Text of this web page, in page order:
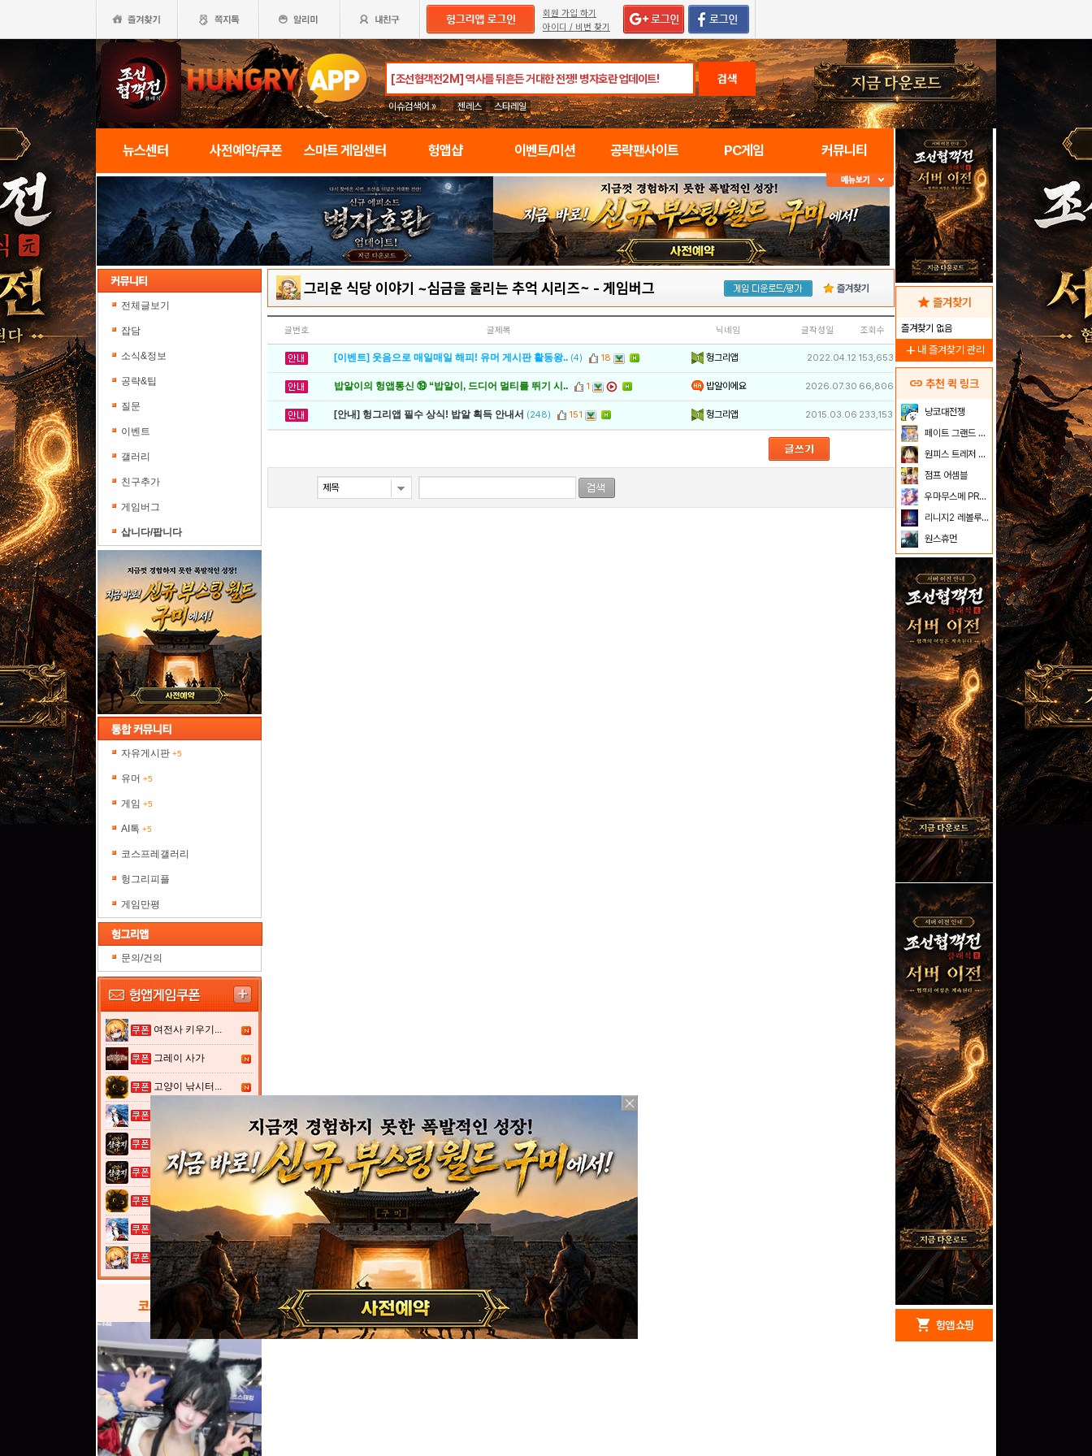
회원 가입 하기
아이디 / 비번 찾기
검색
이슈검색어 » 젠레스 스타레일
뉴스센터 사전예약/쿠폰 스마트 게임센터 헝앱샵 이벤트/미션 공략팬사이트 PC게임 커뮤니티
전체글보기
잡담
소식&정보
공략&팁
질문
이벤트
갤러리
친구추가
게임버그
삽니다/팝니다
자유게시판 +5
유머 +5
게임 +5
AI톡 +5
코스프레갤러리
헝그리피플
게임만평
문의/건의
여전사 키우기...
그레이 사가
고양이 낚시터...
이것이 삼국지...
여전사 키우기...
코스프레 갤러리
그리운 식당 이야기 ~심금을 울리는 추억 시리즈~ - 게임버그 즐겨찾기
글번호 글제목 닉네임 글작성일 조회수
[이벤트] 웃음으로 매일매일 해피! 유머 게시판 활동왕.. (4) 18 헝그리앱 2022.04.12 153,653
밥알이의 헝앱통신 ⑲ “밥알이, 드디어 멀티를 뛰기 시.. 1 밥알이에요 2026.07.30 66,806
[안내] 헝그리앱 필수 상식! 밥알 획득 안내서 (248) 151 헝그리앱 2015.03.06 233,153
star 즐겨찾기
즐겨찾기 없음
add 내 즐겨찾기 관리
link 추천 퀵 링크
냥코대전쟁
페이트 그랜드 오더
원피스 트레저 크루즈
점프 어셈블
우마무스메 PRETTY DERBY
리니지2 레볼루션
원스휴먼
shopping_cart 헝앱 쇼핑